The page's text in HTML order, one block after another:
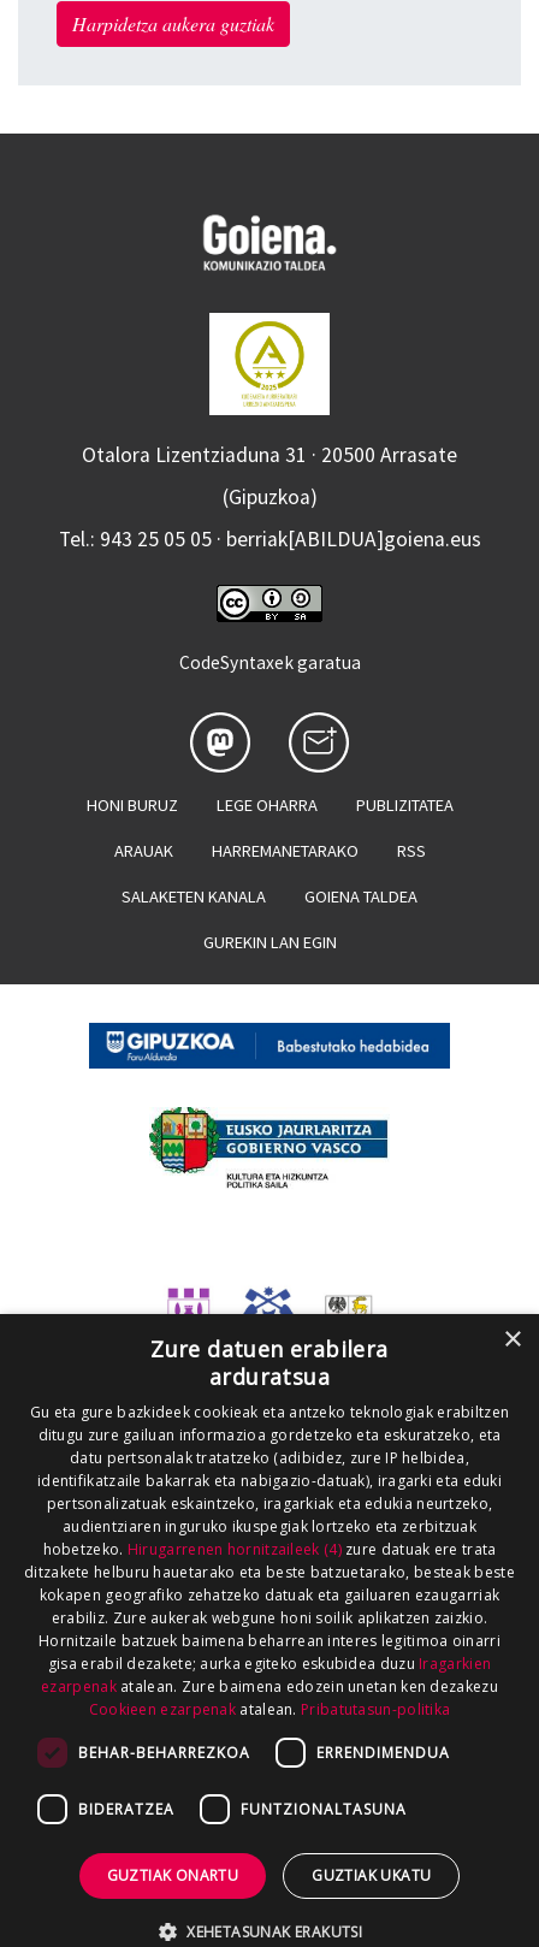
Harpidetza aukera guztiak
Otalora Lizentziaduna 31 · 20500 Arrasate
(Gipuzkoa)
Tel.: 943 25 05 05 · berriak[ABILDUA]goiena.eus
CodeSyntaxek garatua
HONI BURUZ LEGE OHARRA PUBLIZITATEA
ARAUAK HARREMANETARAKO RSS
SALAKETEN KANALA GOIENA TALDEA
GUREKIN LAN EGIN
×
Zure datuen erabilera
arduratsua
Gu eta gure bazkideek cookieak eta antzeko teknologiak erabiltzen
ditugu zure gailuan informazioa gordetzeko eta eskuratzeko, eta
datu pertsonalak tratatzeko (adibidez, zure IP helbidea,
identifikatzaile bakarrak eta nabigazio-datuak), iragarki eta eduki
pertsonalizatuak eskaintzeko, iragarkiak eta edukia neurtzeko,
audientziaren inguruko ikuspegiak lortzeko eta zerbitzuak
hobetzeko. Hirugarrenen hornitzaileek (4)zure datuak ere trata
ditzakete helburu hauetarako eta beste batzuetarako, besteak beste
kokapen geografiko zehatzeko datuak eta gailuaren ezaugarriak
erabiliz. Zure aukerak webgune honi soilik aplikatzen zaizkio.
Hornitzaile batzuek baimena beharrean interes legitimoa oinarri
gisa erabil dezakete; aurka egiteko eskubidea duzu Iragarkien
ezarpenakatalean. Zure baimena edozein unetan ken dezakezu
Cookieen ezarpenak atalean. Pribatutasun-politika
BEHAR-BEHARREZKOA ERRENDIMENDUA
BIDERATZEA FUNTZIONALTASUNA
GUZTIAK ONARTU GUZTIAK UKATU
XEHETASUNAK ERAKUTSI